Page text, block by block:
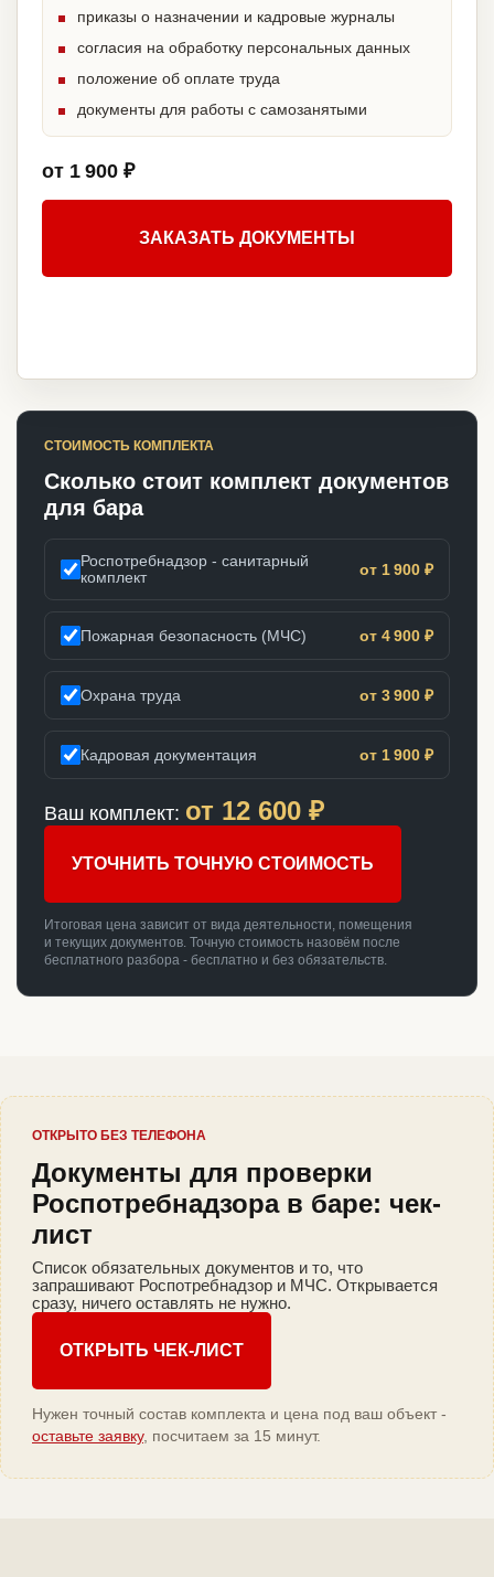
приказы о назначении и кадровые журналы
согласия на обработку персональных данных
положение об оплате труда
документы для работы с самозанятыми
от 1 900 ₽
ЗАКАЗАТЬ ДОКУМЕНТЫ
СТОИМОСТЬ КОМПЛЕКТА
Сколько стоит комплект документов
для бара
Роспотребнадзор - санитарный
комплект
от 1 900 ₽
Пожарная безопасность (МЧС) от 4 900 ₽
Охрана труда от 3 900 ₽
Кадровая документация от 1 900 ₽
Ваш комплект: от 12 600 ₽
УТОЧНИТЬ ТОЧНУЮ СТОИМОСТЬ
Итоговая цена зависит от вида деятельности, помещения
и текущих документов. Точную стоимость назовём после
бесплатного разбора - бесплатно и без обязательств.
ОТКРЫТО БЕЗ ТЕЛЕФОНА
Документы для проверки
Роспотребнадзора в баре: чек-
лист
Список обязательных документов и то, что
запрашивают Роспотребнадзор и МЧС. Открывается
сразу, ничего оставлять не нужно.
ОТКРЫТЬ ЧЕК-ЛИСТ
Нужен точный состав комплекта и цена под ваш объект -
оставьте заявку, посчитаем за 15 минут.